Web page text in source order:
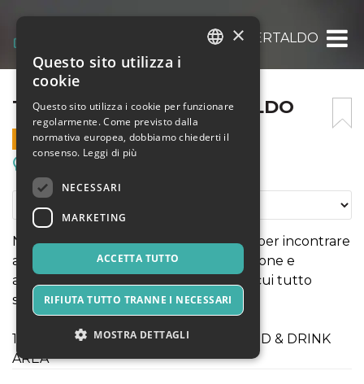
TATTOO IN TOWN CERTALDO
TATTOO IN TOWN CERTALDO
3 OTTOBRE 2026 - 11:00
Non una fiera qualsiasi, ma due giorni per incontrare
artisti che vivono il tatuaggio con passione e
autenticità, in un momento storico in cui tutto
sembra diventare soltanto “merce”.
17 TATUATORI - MARKET ZONE - FOOD & DRINK
AREA
×
Questo sito utilizza i
cookie
Questo sito utilizza i cookie per funzionare
regolarmente. Come previsto dalla
normativa europea, dobbiamo chiederti il
consenso. Leggi di più
NECESSARI
MARKETING
ACCETTA TUTTO
RIFIUTA TUTTO TRANNE I NECESSARI
MOSTRA DETTAGLI